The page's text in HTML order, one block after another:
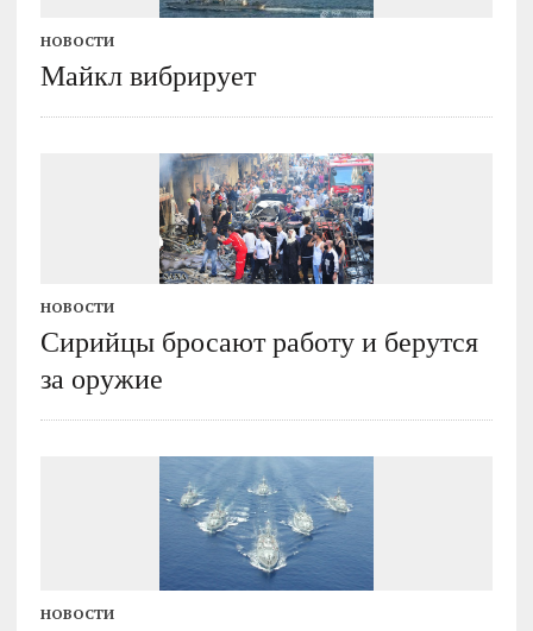
НОВОСТИ
Майкл вибрирует
НОВОСТИ
Сирийцы бросают работу и берутся
за оружие
НОВОСТИ